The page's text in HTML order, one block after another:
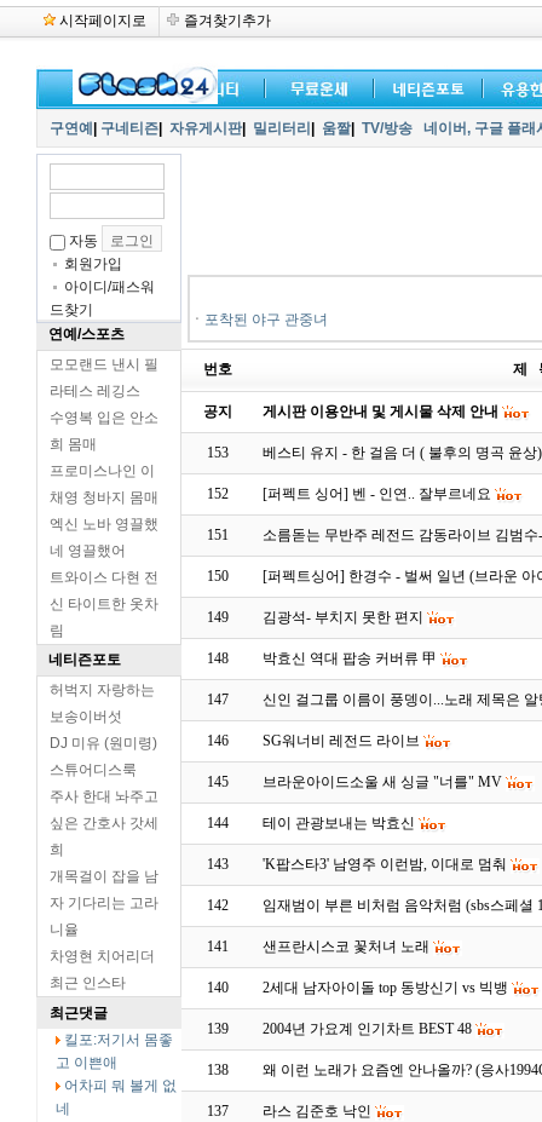
시작페이지로 즐겨찾기추가
구연예 구네티즌 자유게시판| 밀리터리 움짤| TV/방송 네이버, 구글 플
자동
회원가입
아이디/패스워
드찾기
연예/스포츠
모모랜드 낸시 필
라테스 레깅스
수영복 입은 안소
희 몸매
프로미스나인 이
채영 청바지 몸매
엑신 노바 영끌했
네 영끌했어
트와이스 다현 전
신 타이트한 옷차
림
네티즌포토
허벅지 자랑하는
보송이버섯
DJ 미유 (원미령)
스튜어디스룩
주사 한대 놔주고
싶은 간호사 갓세
희
개목걸이 잡을 남
자 기다리는 고라
니율
차영현 치어리더
최근 인스타
최근댓글
킬포:저기서 몸좋
고 이쁜애
어차피 뭐 볼게 없
네
ㆍ 포착된 야구 관중녀
번호 제
공지 게시판 이용안내 및 게시물 삭제 안내
153 베스티 유지 - 한 걸음 더 ( 불후의 명곡 윤상)
152 [퍼펙트 싱어] 벤 - 인연.. 잘부르네요
151 소름돋는 무반주 레전드 감동라이브 김범
150 [퍼펙트싱어] 한경수 - 벌써 일년 (브라운 아
149 김광석- 부치지 못한 편지
148 박효신 역대 팝송 커버류 甲
147 신인 걸그룹 이름이 풍뎅이...노래 제목은 알
146 SG워너비 레전드 라이브
145 브라운아이드소울 새 싱글 "너를" MV
144 테이 관광보내는 박효신
143 'K팝스타3' 남영주 이런밤, 이대로 멈춰
142 임재범이 부른 비처럼 음악처럼 (sbs스페셜
141 샌프란시스코 꽃처녀 노래
140 2세대 남자아이돌 top 동방신기 vs 빅뱅
139 2004년 가요계 인기차트 BEST 48
138 왜 이런 노래가 요즘엔 안나올까? (응사
137 라스 김준호 낙인